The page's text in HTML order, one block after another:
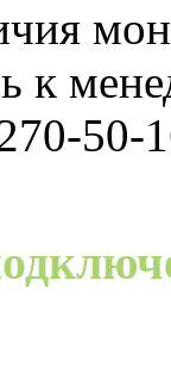
к
50-